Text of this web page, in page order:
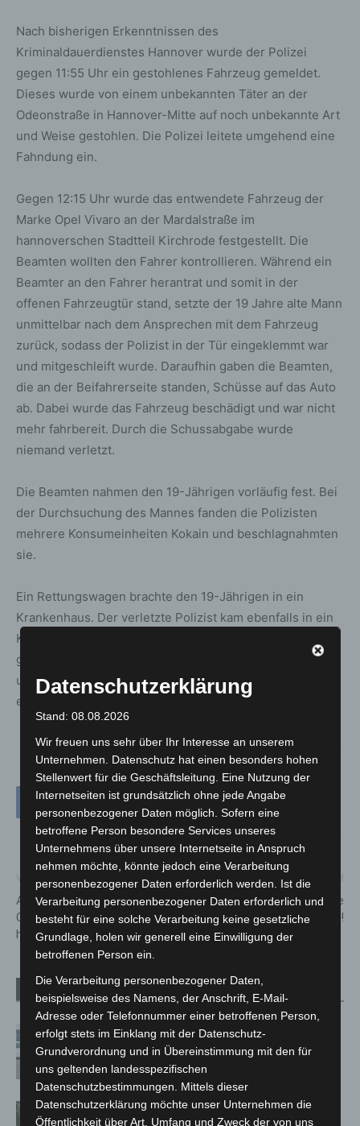
Nach bisherigen Erkenntnissen des
Kriminaldauerdienstes Hannover wurde der Polizei
gegen 11:55 Uhr ein gestohlenes Fahrzeug gemeldet.
Dieses wurde von einem unbekannten Täter an der
Odeonstraße in Hannover-Mitte auf noch unbekannte Art
und Weise gestohlen. Die Polizei leitete umgehend eine
Fahndung ein.
Gegen 12:15 Uhr wurde das entwendete Fahrzeug der
Marke Opel Vivaro an der Mardalstraße im
hannoverschen Stadtteil Kirchrode festgestellt. Die
Beamten wollten den Fahrer kontrollieren. Während ein
Beamter an den Fahrer herantrat und somit in der
offenen Fahrzeugtür stand, setzte der 19 Jahre alte Mann
unmittelbar nach dem Ansprechen mit dem Fahrzeug
zurück, sodass der Polizist in der Tür eingeklemmt war
und mitgeschleift wurde. Daraufhin gaben die Beamten,
die an der Beifahrerseite standen, Schüsse auf das Auto
ab. Dabei wurde das Fahrzeug beschädigt und war nicht
mehr fahrbereit. Durch die Schussabgabe wurde
niemand verletzt.
Die Beamten nahmen den 19-Jährigen vorläufig fest. Bei
der Durchsuchung des Mannes fanden die Polizisten
mehrere Konsumeinheiten Kokain und beschlagnahmten
sie.
Ein Rettungswagen brachte den 19-Jährigen in ein
Krankenhaus. Der verletzte Polizist kam ebenfalls in ein
Krankenhaus. Die Polizei hat die Ermittlungen wegen
gefährlichen Eingriffs in den Straßenverkehr, Diebstahls
und Verstoßes gegen das Betäubungsmittelgesetz
eingeleitet.
Vorheriger Artikel
Ab Sonntag: Neue
Coronamaßnahmen im
hannoverschen Nahverkehr
Nächster Artikel
Bundespolizei: Liebe
Maskenmuffel … ihr nervt!
Verwandte Artikel Mehr vom Autor
Niedersachsen: Feuerwehrkräfte
kehren nach Waldbrandeinsatz aus
Spanien zurück
Brand im „Haus der Begegnung“ in
Datenschutzerklärung
Stand: 08.08.2026
Wir freuen uns sehr über Ihr Interesse an unserem
Unternehmen. Datenschutz hat einen besonders hohen
Stellenwert für die Geschäftsleitung. Eine Nutzung der
Internetseiten ist grundsätzlich ohne jede Angabe
personenbezogener Daten möglich. Sofern eine
betroffene Person besondere Services unseres
Unternehmens über unsere Internetseite in Anspruch
nehmen möchte, könnte jedoch eine Verarbeitung
personenbezogener Daten erforderlich werden. Ist die
Verarbeitung personenbezogener Daten erforderlich und
besteht für eine solche Verarbeitung keine gesetzliche
Grundlage, holen wir generell eine Einwilligung der
betroffenen Person ein.
Die Verarbeitung personenbezogener Daten,
beispielsweise des Namens, der Anschrift, E-Mail-
Adresse oder Telefonnummer einer betroffenen Person,
erfolgt stets im Einklang mit der Datenschutz-
Grundverordnung und in Übereinstimmung mit den für
uns geltenden landesspezifischen
Datenschutzbestimmungen. Mittels dieser
Datenschutzerklärung möchte unser Unternehmen die
Öffentlichkeit über Art, Umfang und Zweck der von uns